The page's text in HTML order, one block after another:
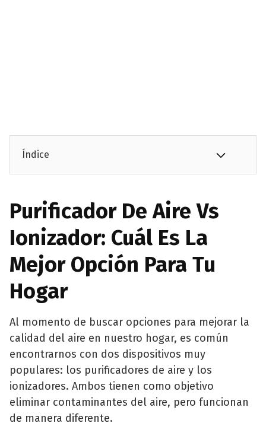
Índice
Purificador De Aire Vs
Ionizador: Cuál Es La
Mejor Opción Para Tu
Hogar
Al momento de buscar opciones para mejorar la
calidad del aire en nuestro hogar, es común
encontrarnos con dos dispositivos muy
populares: los purificadores de aire y los
ionizadores. Ambos tienen como objetivo
eliminar contaminantes del aire, pero funcionan
de manera diferente.